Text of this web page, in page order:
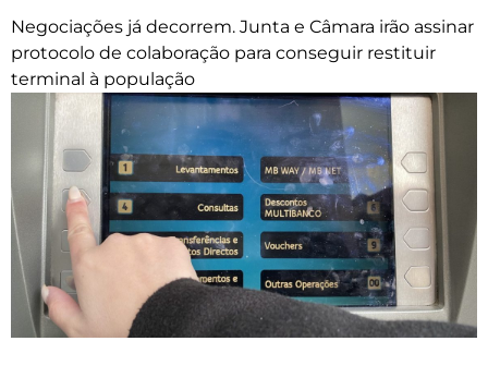
Negociações já decorrem. Junta e Câmara irão assinar
protocolo de colaboração para conseguir restituir
terminal à população